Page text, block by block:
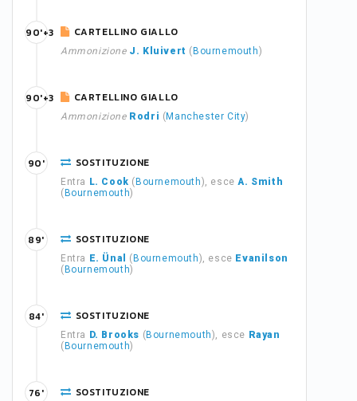
CARTELLINO GIALLO
Ammonizione J. Kluivert ( Bournemouth)
90'+3
CARTELLINO GIALLO
Ammonizione Rodri ( Manchester City)
90'+3
SOSTITUZIONE
Entra L. Cook ( Bournemouth), esceA. Smith
( Bournemouth)
90'
SOSTITUZIONE
Entra E. Ünal ( Bournemouth), esce Evanilson
( Bournemouth)
89'
SOSTITUZIONE
Entra D. Brooks ( Bournemouth), esce Rayan
( Bournemouth)
84'
SOSTITUZIONE
76'